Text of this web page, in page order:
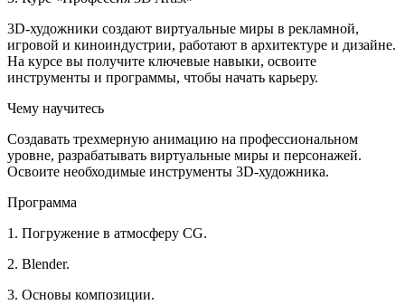
3D-художники создают виртуальные миры в рекламной,
игровой и киноиндустрии, работают в архитектуре и дизайне.
На курсе вы получите ключевые навыки, освоите
инструменты и программы, чтобы начать карьеру.
Чему научитесь
Создавать трехмерную анимацию на профессиональном
уровне, разрабатывать виртуальные миры и персонажей.
Освоите необходимые инструменты 3D-художника.
Программа
1. Погружение в атмосферу CG.
2. Blender.
3. Основы композиции.